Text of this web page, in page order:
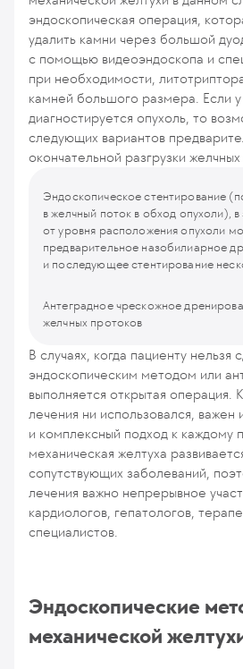
эндоскопическая операция,
удалить камни через большой
с помощью видеоэндоскопа и
при необходимости,
камней большого размера. Если у
диагностируется опухоль, то
следующих вариантов
окончательной разгрузки желчных
Эндоскопическое стентирование
в желчный поток в обход опухоли),
от уровня расположения опухоли
предварительное назобилиарное
и последующее стентирование
Антеградное чрескожное
желчных протоков
В случаях, когда пациенту нельзя
эндоскопическим методом или
выполняется открытая операция.
лечения ни использовался, важен
и комплексный подход к каждому
механическая желтуха
сопутствующих заболеваний,
лечения важно непрерывное
кардиологов, гепатологов,
специалистов.
Эндоскопические
механической